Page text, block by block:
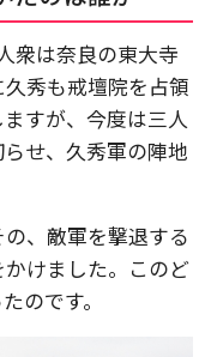
衆は奈良の東大寺
秀も戒壇院を占領
すが、今度は三人
せ、久秀軍の陣地
、敵軍を撃退する
けました。このど
のです。